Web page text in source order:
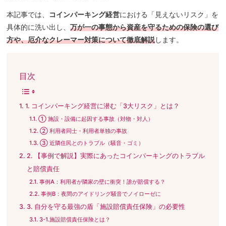
本記事では、 コインパーキング経営における「見えないリスク」を
具体的に洗い出し、万が一の事態から資産を守るための保険の選び
方や、厄介なクレーマー対策について徹底解説します。
目次
1. コインパーキング経営に潜む「3大リスク」とは？
① 施設・設備に起因する事故（対物・対人）
② 利用者同士・利用者単独の事故
③ 近隣住民とのトラブル（騒音・ゴミ）
2. 【事例で解説】実際にあったコインパーキングのトラブル
と賠償責任
事例A：利用者が隣家の壁に衝突！誰が賠償する？
事例B：夜間のアイドリング騒音でノイローゼに
3. 自分を守る最強の盾「施設賠償責任保険」の必要性
3-1.施設賠償責任保険とは？